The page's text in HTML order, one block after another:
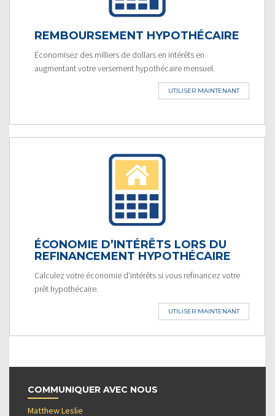
REMBOURSEMENT HYPOTHÉCAIRE
Économisez des milliers de dollars en intérêts en
augmentant votre versement hypothécaire mensuel.
UTILISER MAINTENANT
ÉCONOMIE D’INTÉRÊTS LORS DU
REFINANCEMENT HYPOTHÉCAIRE
Calculez votre économie d’intérêts si vous refinancez votre
prêt hypothécaire.
UTILISER MAINTENANT
COMMUNIQUER AVEC NOUS
Matthew Leslie